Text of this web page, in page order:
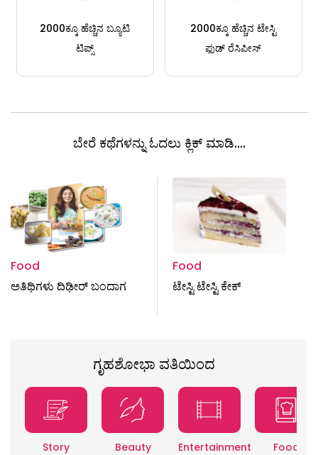
2000ಕ್ಕೂ ಹೆಚ್ಚಿನ ಬ್ಯೂಟಿ
ಟಿಪ್ಸ್
2000ಕ್ಕೂ ಹೆಚ್ಚಿನ ಟೇಸ್ಟಿ
ಫುಡ್ ರೆಸಿಪೀಸ್
ಬೇರೆ ಕಥೆಗಳನ್ನು ಓದಲು ಕ್ಲಿಕ್ ಮಾಡಿ....
Food
ಅತಿಥಿಗಳು ದಿಢೀರ್‌ ಬಂದಾಗ
Food
ಟೇಸ್ಟಿ ಟೇಸ್ಟಿ ಕೇಕ್
ಗೃಹಶೋಭಾ ವತಿಯಿಂದ
Story Beauty Entertainment Food